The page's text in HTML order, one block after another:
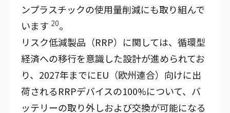
ンプラスチックの使用量削減にも取り組んで
います 20。
リスク低減製品（RRP）に関しては、循環型
経済への移行を意識した設計が進められてお
り、2027年までにEU（欧州連合）向けに出
荷されるRRPデバイスの100%について、バ
ッテリーの取り外しおよび交換が可能になる